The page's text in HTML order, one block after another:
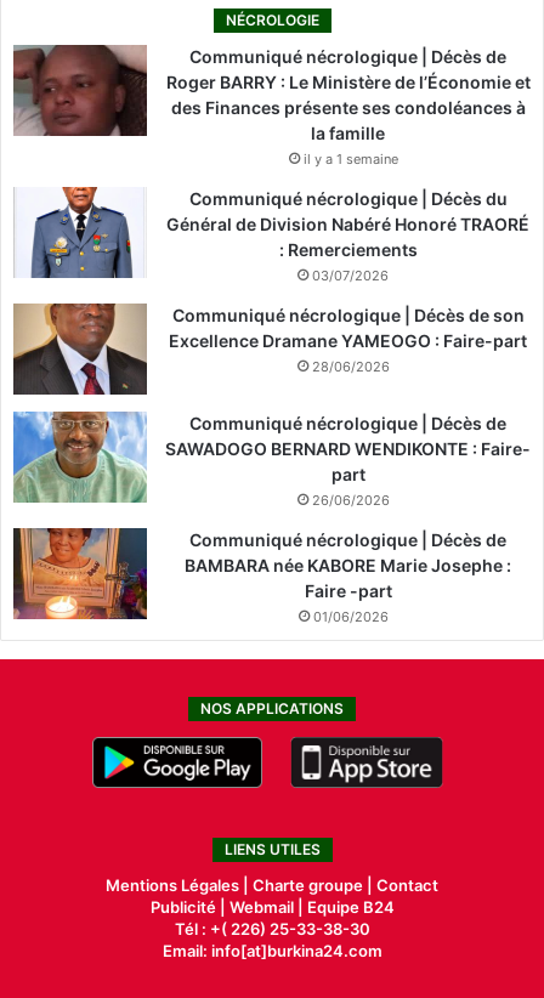
NÉCROLOGIE
Communiqué nécrologique | Décès de
Roger BARRY : Le Ministère de l’Économie et
des Finances présente ses condoléances à
la famille
il y a 1 semaine
Communiqué nécrologique | Décès du
Général de Division Nabéré Honoré TRAORÉ
: Remerciements
03/07/2026
Communiqué nécrologique | Décès de son
Excellence Dramane YAMEOGO : Faire-part
28/06/2026
Communiqué nécrologique | Décès de
SAWADOGO BERNARD WENDIKONTE : Faire-
part
26/06/2026
Communiqué nécrologique | Décès de
BAMBARA née KABORE Marie Josephe :
Faire -part
01/06/2026
NOS APPLICATIONS
LIENS UTILES
Mentions Légales | Charte groupe | Contact
Publicité| Webmail |
Equipe B24
Tél : +( 226) 25-33-38-30
Email: info[at]burkina24.com